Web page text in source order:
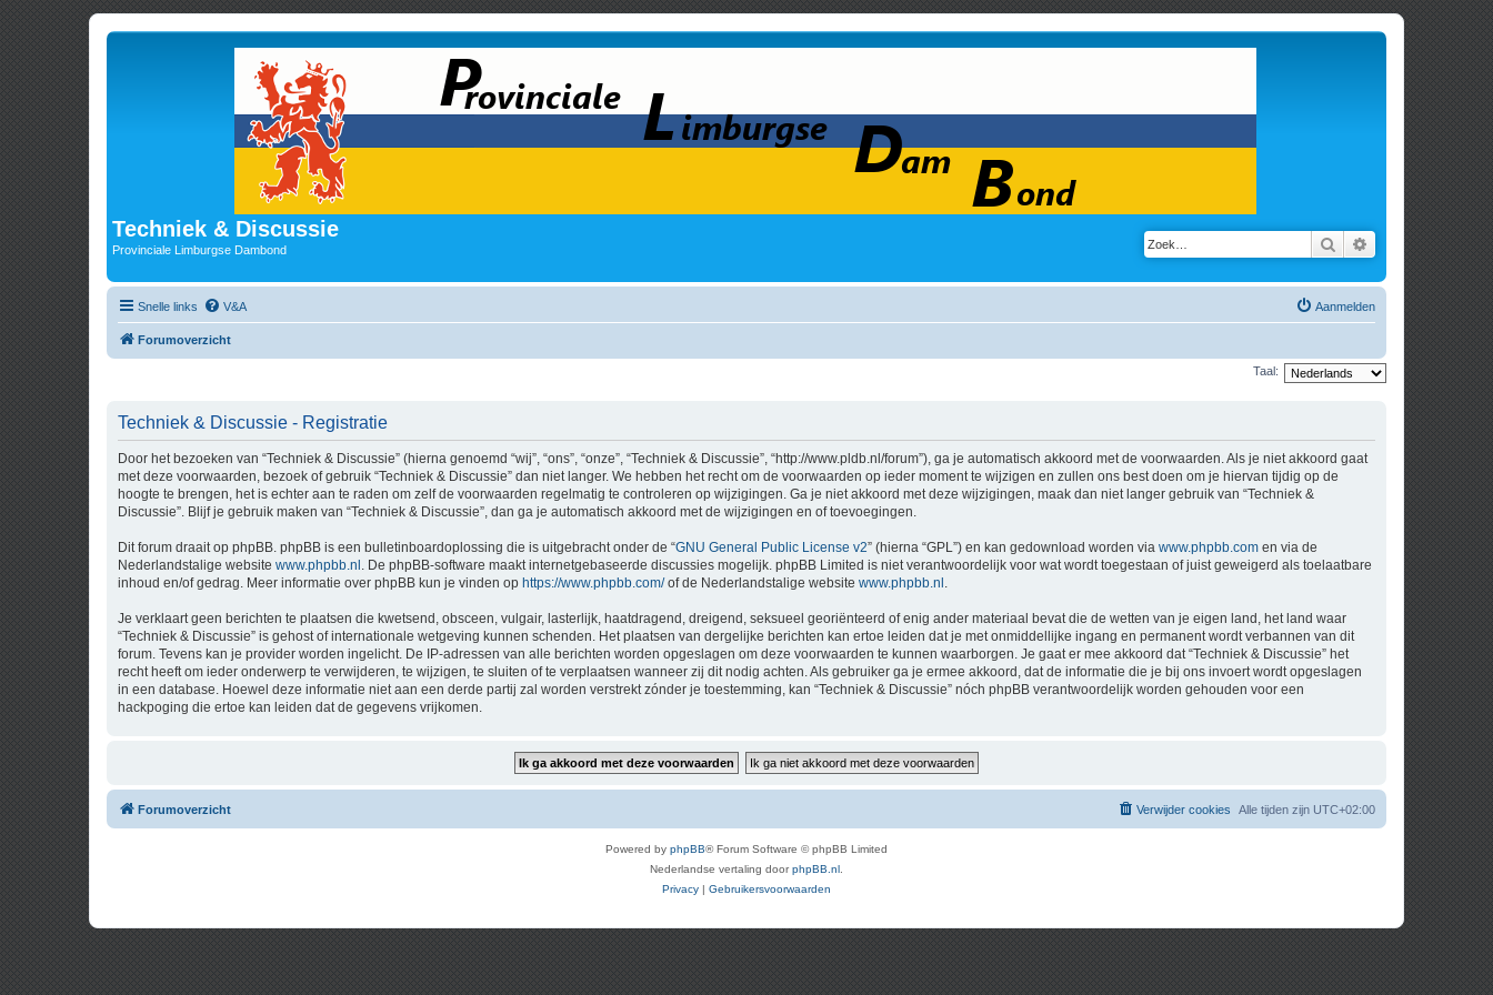
Techniek & Discussie
Provinciale Limburgse Dambond Zoek Uitgebreid zoeken
Snelle links V&A Aanmelden
Forumoverzicht
Taal:
Techniek & Discussie - Registratie
Door het bezoeken van “Techniek & Discussie” (hierna genoemd “wij”, “ons”, “onze”, “Techniek & Discussie”, “http://www.pldb.nl/forum”), ga je automatisch akkoord met de voorwaarden. Als je niet akkoord gaat
met deze voorwaarden, bezoek of gebruik “Techniek & Discussie” dan niet langer. We hebben het recht om de voorwaarden op ieder moment te wijzigen en zullen ons best doen om je hiervan tijdig op de
hoogte te brengen, het is echter aan te raden om zelf de voorwaarden regelmatig te controleren op wijzigingen. Ga je niet akkoord met deze wijzigingen, maak dan niet langer gebruik van “Techniek &
Discussie”. Blijf je gebruik maken van “Techniek & Discussie”, dan ga je automatisch akkoord met de wijzigingen en of toevoegingen.
Dit forum draait op phpBB. phpBB is een bulletinboardoplossing die is uitgebracht onder de “GNU General Public License v2” (hierna “GPL”) en kan gedownload worden via www.phpbb.com en via de
Nederlandstalige website www.phpbb.nl . De phpBB-software maakt internetgebaseerde discussies mogelijk. phpBB Limited is niet verantwoordelijk voor wat wordt toegestaan of juist geweigerd als toelaatbare
inhoud en/of gedrag. Meer informatie over phpBB kun je vinden op https://www.phpbb.com/of de Nederlandstalige website www.phpbb.nl .
Je verklaart geen berichten te plaatsen die kwetsend, obsceen, vulgair, lasterlijk, haatdragend, dreigend, seksueel georiënteerd of enig ander materiaal bevat die de wetten van je eigen land, het land waar
“Techniek & Discussie” is gehost of internationale wetgeving kunnen schenden. Het plaatsen van dergelijke berichten kan ertoe leiden dat je met onmiddellijke ingang en permanent wordt verbannen van dit
forum. Tevens kan je provider worden ingelicht. De IP-adressen van alle berichten worden opgeslagen om deze voorwaarden te kunnen waarborgen. Je gaat er mee akkoord dat “Techniek & Discussie” het
recht heeft om ieder onderwerp te verwijderen, te wijzigen, te sluiten of te verplaatsen wanneer zij dit nodig achten. Als gebruiker ga je ermee akkoord, dat de informatie die je bij ons invoert wordt opgeslagen
in een database. Hoewel deze informatie niet aan een derde partij zal worden verstrekt zónder je toestemming, kan “Techniek & Discussie” nóch phpBB verantwoordelijk worden gehouden voor een
hackpoging die ertoe kan leiden dat de gegevens vrijkomen.
Forumoverzicht Alle tijden zijn UTC+02:00
Verwijder cookies
Powered by phpBB® Forum Software © phpBB Limited
Nederlandse vertaling doorphpBB.nl
Privacy | Gebruikersvoorwaarden